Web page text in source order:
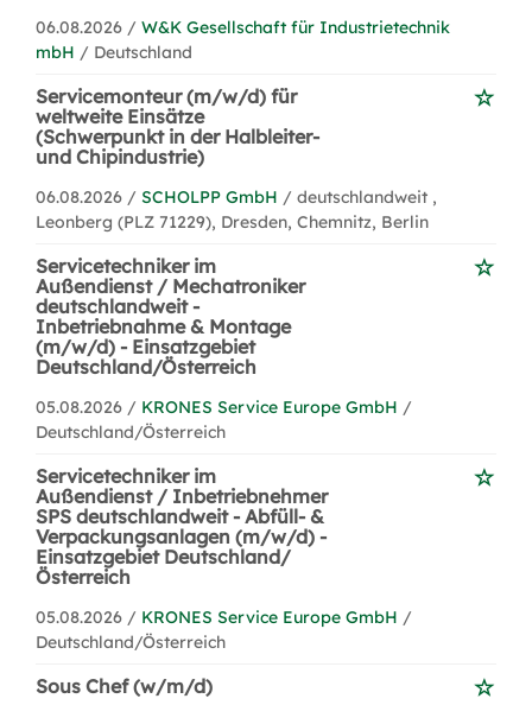
06.08.2026 / W&K Gesellschaft für Industrietechnik
mbH / Deutschland
Servicemonteur (m/w/d) für
weltweite Einsätze
(Schwerpunkt in der Halbleiter-
und Chipindustrie)
06.08.2026 / SCHOLPP GmbH / deutschlandweit ,
Leonberg (PLZ 71229), Dresden, Chemnitz, Berlin
Servicetechniker im
Außendienst / Mechatroniker
deutschlandweit -
Inbetriebnahme & Montage
(m/w/d) - Einsatzgebiet
Deutschland/Österreich
05.08.2026 / KRONES Service Europe GmbH /
Deutschland/Österreich
Servicetechniker im
Außendienst / Inbetriebnehmer
SPS deutschlandweit - Abfüll- &
Verpackungsanlagen (m/w/d) -
Einsatzgebiet Deutschland/
Österreich
05.08.2026 / KRONES Service Europe GmbH /
Deutschland/Österreich
Sous Chef (w/m/d)